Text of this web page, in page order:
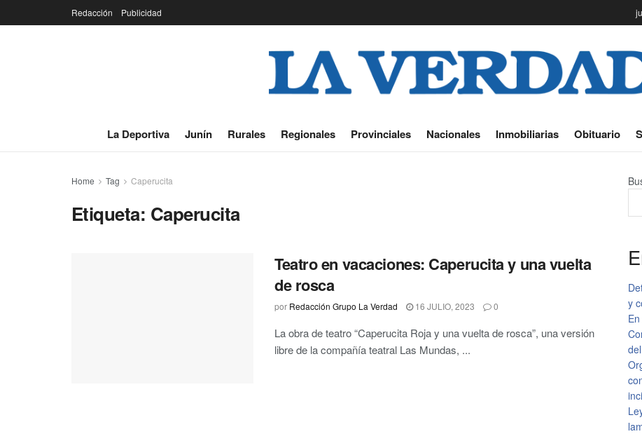
Redacción Publicidad
La Deportiva Junín Rurales Regionales Provinciales Nacionales Inmobiliarias Obituario
Home Tag Caperucita
Etiqueta: Caperucita
Teatro en vacaciones: Caperucita y una vuelta
de rosca
por Redacción Grupo La Verdad 16 JULIO, 2023 0
La obra de teatro “Caperucita Roja y una vuelta de rosca”, una versión
libre de la compañía teatral Las Mundas, ...
y